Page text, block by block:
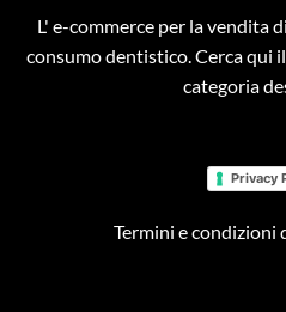
L' e-commerce per la vendita
consumo dentistico. Cerca qui
categoria
Privacy
Termini e condizioni